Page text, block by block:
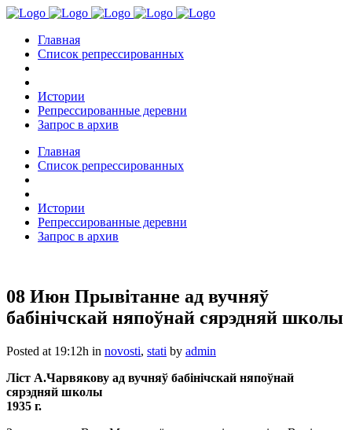
Главная
Список репрессированных
Истории
Репрессированные деревни
Запрос в архив
Главная
Список репрессированных
Истории
Репрессированные деревни
Запрос в архив
08 Июн Прывітанне ад вучняў
бабінічскай няпоўнай сярэдняй школы
Posted at 19:12h in novosti, stati by admin
Ліст А.Чарвякову ад вучняў бабінічскай няпоўнай
сярэдняй школы
1935 г.